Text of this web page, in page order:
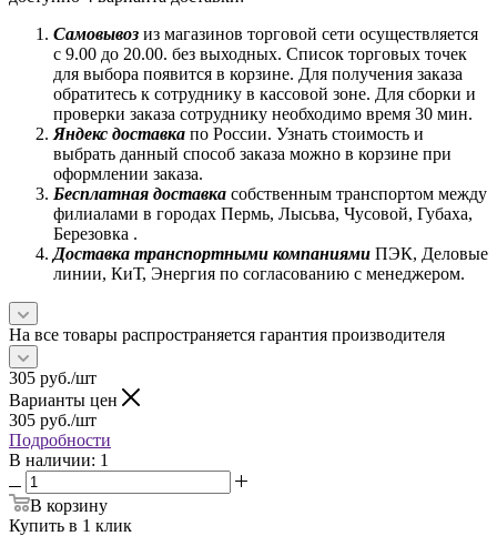
Самовывоз из магазинов торговой сети осуществляется
с 9.00 до 20.00. без выходных. Список торговых точек
для выбора появится в корзине. Для получения заказа
обратитесь к сотруднику в кассовой зоне. Для сборки и
проверки заказа сотруднику необходимо время 30 мин.
Яндекс доставка по России. Узнать стоимость и
выбрать данный способ заказа можно в корзине при
оформлении заказа.
Бесплатная доставка собственным транспортом между
филиалами в городах Пермь, Лысьва, Чусовой, Губаха,
Березовка .
Доставка транспортными компаниями ПЭК, Деловые
линии, КиТ, Энергия по согласованию с менеджером.
На все товары распространяется гарантия производителя
305 руб./шт
Варианты цен
305 руб./шт
Подробности
В наличии: 1
В корзину
Купить в 1 клик